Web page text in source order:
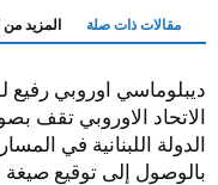
مقالات ذات صلة المزيد
ديبلوماسي اوروبي رفيع
الاتحاد الاوروبي تقف
الدولة اللبنانية في
بالوصول إلى توقيع صيغة